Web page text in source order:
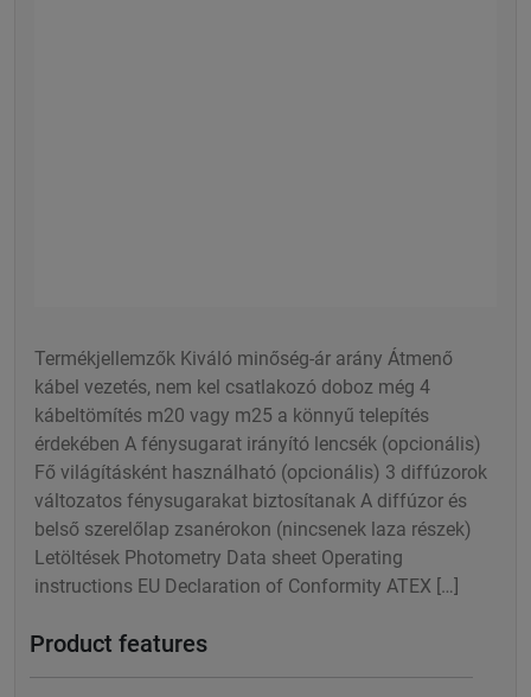
Termékjellemzők Kiváló minőség-ár arány Átmenő
kábel vezetés, nem kel csatlakozó doboz még 4
kábeltömítés m20 vagy m25 a könnyű telepítés
érdekében A fénysugarat irányító lencsék (opcionális)
Fő világításként használható (opcionális) 3 diffúzorok
változatos fénysugarakat biztosítanak A diffúzor és
belső szerelőlap zsanérokon (nincsenek laza részek)
Letöltések Photometry Data sheet Operating
instructions EU Declaration of Conformity ATEX […]
Product features